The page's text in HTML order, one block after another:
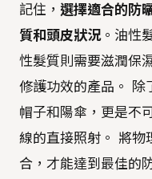
記住， 選擇適合的防
質和頭皮狀況。油性
性髮質則需要滋潤保
修護功效的產品。 除
帽子和陽傘，更是不
線的直接照射。 將物
合，才能達到最佳的